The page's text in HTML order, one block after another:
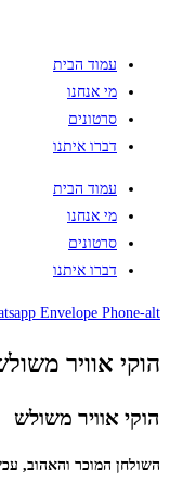
עמוד הבית
מי אנחנו
סרטונים
דברו איתנו
עמוד הבית
מי אנחנו
סרטונים
דברו איתנו
Envelope Phone-alt
הוקי אוויר
הוקי אוויר משולש
השולחן המוכר והאהוב,